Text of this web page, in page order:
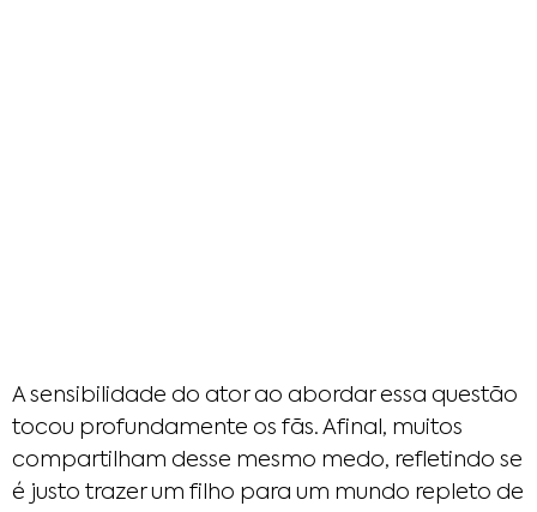
A sensibilidade do ator ao abordar essa questão
tocou profundamente os fãs. Afinal, muitos
compartilham desse mesmo medo, refletindo se
é justo trazer um filho para um mundo repleto de